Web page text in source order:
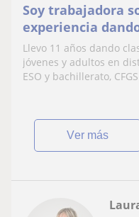
Soy trabajadora
experiencia
todo tipo de
Llevo 11 años dando
jóvenes y adultos en
ESO y bachillerato,
ver más